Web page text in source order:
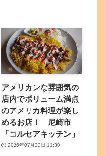
アメリカンな雰囲気の
店内でボリューム満点
のアメリカ料理が楽し
めるお店！ 尼崎市
「コルセアキッチン」
2026年07月22日 11:30